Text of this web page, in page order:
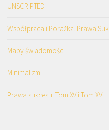
UNSCRIPTED
Współpraca i Porażka. Prawa
Mapy świadomości
Minimalizm
Prawa sukcesu. Tom XV i Tom XVI